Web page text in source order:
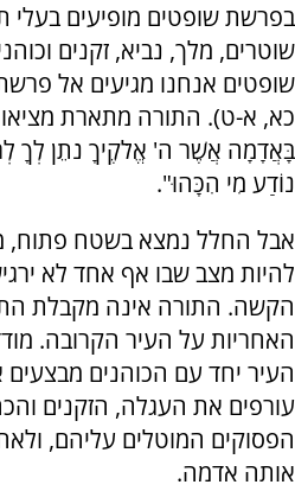
בפרשת שופטים מופיעים בעלי
שוטרים, מלך, נביא, זקנים
שופטים אנחנו מגיעים אל
כא, א-ט). התורה מתארת
בָּאֲדָמָה אֲשֶׁר ה' אֱלֹקֶיךָ נֹתֵן לְךָ
נוֹדַע מִי הִכָּהוּ".
אבל החלל נמצא בשטח פתוח,
להיות מצב שבו אף אחד לא
הקשה. התורה אינה מקבלת
האחריות על העיר הקרובה.
העיר יחד עם הכוהנים
עורפים את העגלה, הזקנים
הפסוקים המוטלים עליהם,
אותה אדמה.